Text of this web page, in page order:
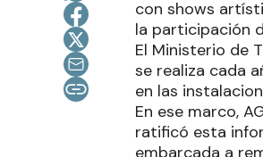
con shows
la participación
El Ministerio de
se realiza cada
en las
En ese marco,
ratificó esta